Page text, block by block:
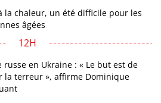
la chaleur, un été difficile pour les
âgées
12H
russe en Ukraine : « Le but est de
la terreur », affirme Dominique